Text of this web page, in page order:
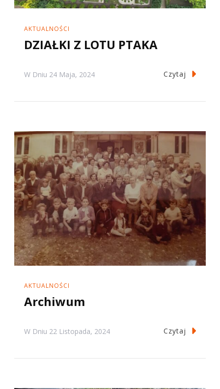
AKTUALNOŚCI
DZIAŁKI Z LOTU PTAKA
W Dniu 24 Maja, 2024 Czytaj
AKTUALNOŚCI
Archiwum
W Dniu 22 Listopada, 2024 Czytaj